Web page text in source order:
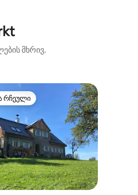
მხრივ.
მოწინავე ვარიანტი
რჩეული